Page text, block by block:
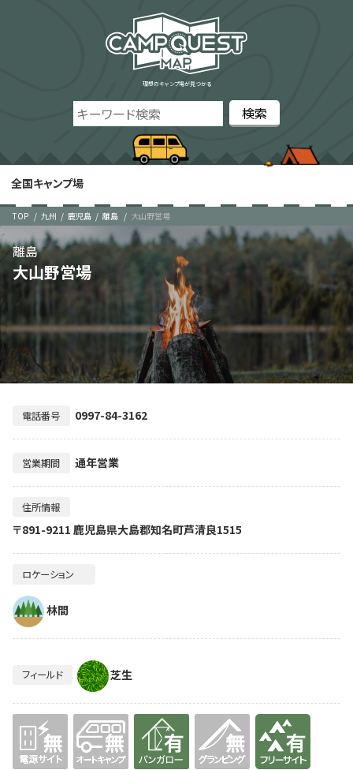
理想のキャンプ場が見つかる
全国キャンプ場
TOP 九州 鹿児島 離島 大山野営場
大山野営場
離島
電話番号 0997-84-3162
営業期間 通年営業
住所情報
〒891-9211 鹿児島県大島郡知名町芦清良1515
ロケーション
林間
フィールド 芝生
無 無 有り 有り